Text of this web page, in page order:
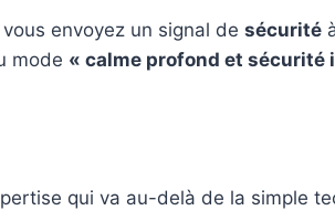
envoyez un signal de sécurité
mode « calme profond et sécurité
qui va au-delà de la simple